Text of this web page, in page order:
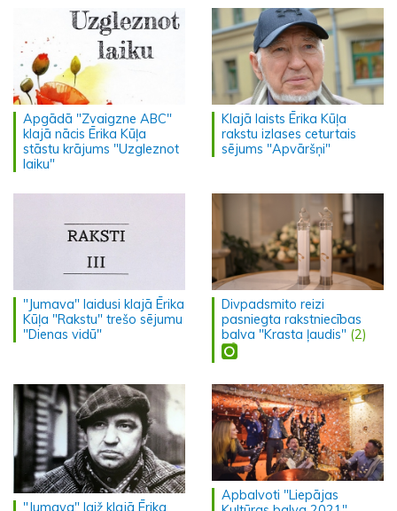
Apgādā "Zvaigzne ABC"
klajā nācis Ērika Kūļa
stāstu krājums "Uzgleznot
laiku"
Klajā laists Ērika Kūļa
rakstu izlases ceturtais
sējums "Apvāršņi"
"Jumava" laidusi klajā Ērika
Kūļa "Rakstu" trešo sējumu
"Dienas vidū"
Divpadsmito reizi
pasniegta rakstniecības
balva "Krasta ļaudis" (2)
"Jumava" laiž klajā Ērika
Apbalvoti "Liepājas